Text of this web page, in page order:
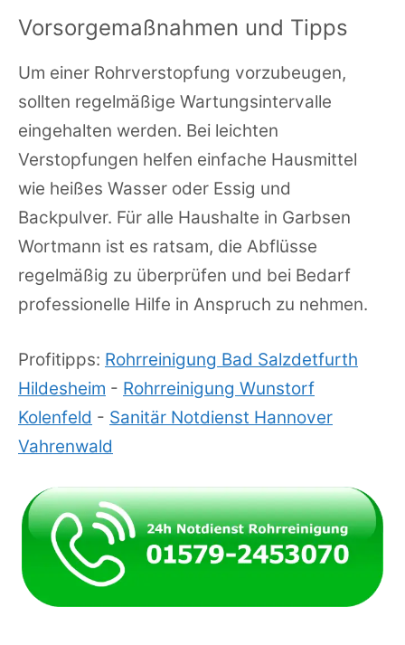
Vorsorgemaßnahmen und Tipps
Um einer Rohrverstopfung vorzubeugen,
sollten regelmäßige Wartungsintervalle
eingehalten werden. Bei leichten
Verstopfungen helfen einfache Hausmittel
wie heißes Wasser oder Essig und
Backpulver. Für alle Haushalte in Garbsen
Wortmann ist es ratsam, die Abflüsse
regelmäßig zu überprüfen und bei Bedarf
professionelle Hilfe in Anspruch zu nehmen.
Profitipps: Rohrreinigung Bad Salzdetfurth
Hildesheim - Rohrreinigung Wunstorf
Kolenfeld - Sanitär Notdienst Hannover
Vahrenwald